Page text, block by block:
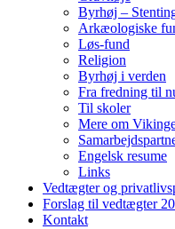
Byrhøj –
Arkæologiske
Løs-fund
Religion
Byrhøj i verden
Fra fredning til
Til skoler
Mere om
Engelsk resume
Links
Vedtægter og
Forslag til vedtægter
Kontakt